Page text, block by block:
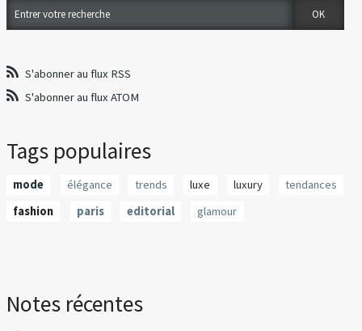
S'abonner au flux RSS
S'abonner au flux ATOM
Tags populaires
mode élégance trends luxe luxury
tendances
fashion
paris editorial glamour
Notes récentes